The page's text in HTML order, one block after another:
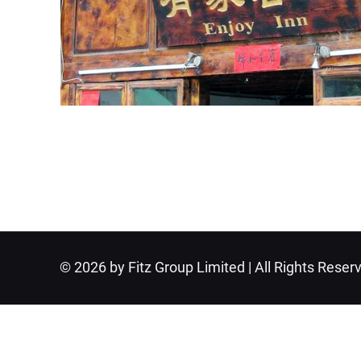
© 2026 by Fitz Group Limited | All Rights